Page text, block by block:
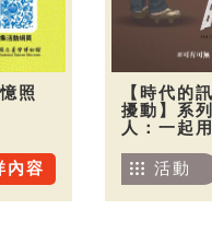
照
內容
【時代的
擾動】系
人：一起
活動